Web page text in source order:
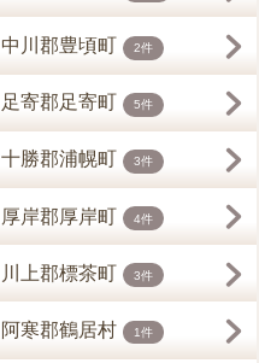
中川郡豊頃町 2件
足寄郡足寄町 5件
十勝郡浦幌町 3件
厚岸郡厚岸町 4件
川上郡標茶町 3件
阿寒郡鶴居村 1件